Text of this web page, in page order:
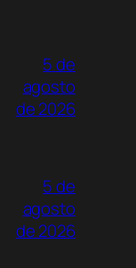
5 de
agosto
de 2026
5 de
agosto
de 2026